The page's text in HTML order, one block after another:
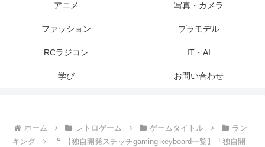
アニメ 写真・カメラ
ファッション プラモデル
RCラジコン IT・AI
学び お問い合わせ
ホーム レトロゲーム ゲームタイトル
ラン
キング
【独自開発スチッチgaming keyboard一覧】「独自開